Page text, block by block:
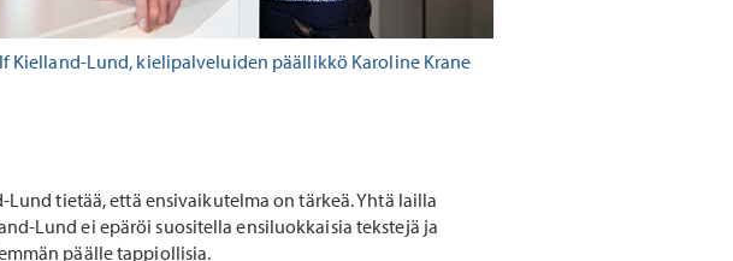
Kielland-Lund, kielipalveluiden päällikkö Karoline Krane
tietää, että ensivaikutelma on tärkeä. Yhtä lailla
Lund ei epäröi suositella ensiluokkaisia tekstejä ja
päälle tappiollisia.